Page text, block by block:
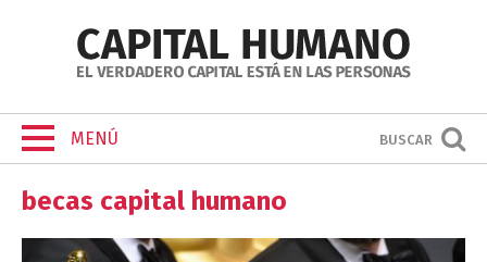
MENÚ BUSCAR
becas capital humano